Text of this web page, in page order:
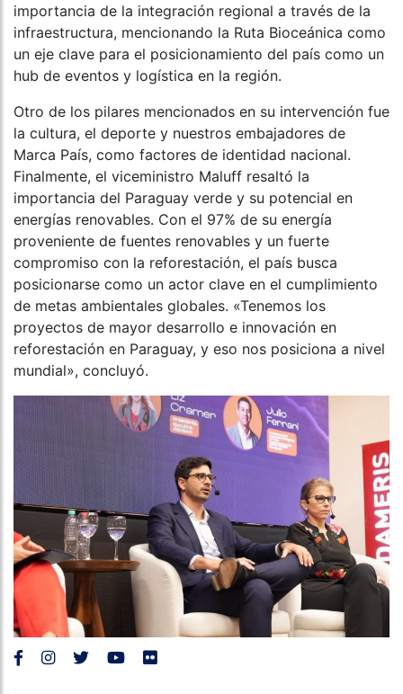
importancia de la integración regional a través de la
infraestructura, mencionando la Ruta Bioceánica como
un eje clave para el posicionamiento del país como un
hub de eventos y logística en la región.
Otro de los pilares mencionados en su intervención fue
la cultura, el deporte y nuestros embajadores de
Marca País, como factores de identidad nacional.
Finalmente, el viceministro Maluff resaltó la
importancia del Paraguay verde y su potencial en
energías renovables. Con el 97% de su energía
proveniente de fuentes renovables y un fuerte
compromiso con la reforestación, el país busca
posicionarse como un actor clave en el cumplimiento
de metas ambientales globales. «Tenemos los
proyectos de mayor desarrollo e innovación en
reforestación en Paraguay, y eso nos posiciona a nivel
mundial», concluyó.